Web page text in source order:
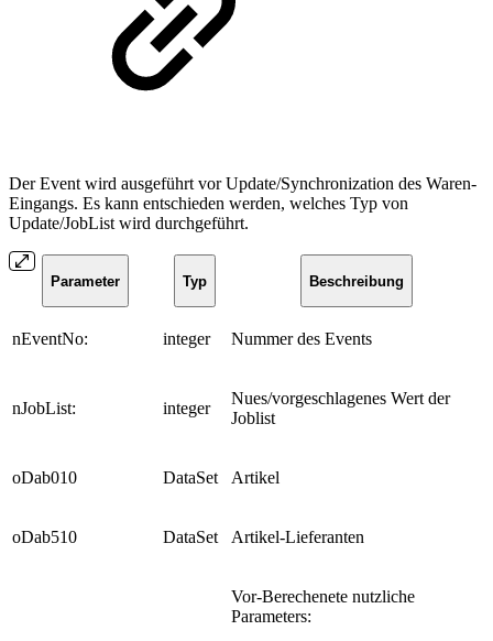
Der Event wird ausgeführt vor Update/Synchronization des Waren-
Eingangs. Es kann entschieden werden, welches Typ von
Update/JobList wird durchgeführt.
Parameter Typ Beschreibung
nEventNo: integer Nummer des Events
nJobList: integer
Nues/vorgeschlagenes Wert der
Joblist
oDab010 DataSet Artikel
oDab510 DataSet Artikel-Lieferanten
Vor-Berechenete nutzliche
Parameters: